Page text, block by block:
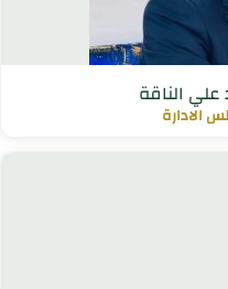
الناقة
الادارة